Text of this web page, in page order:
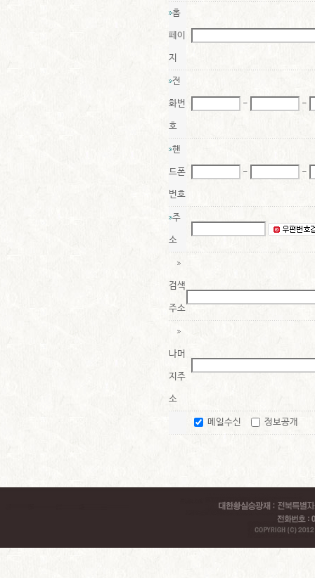
홈
페이
지
전
화번
호
- -
핸
드폰
번호
- -
주
소
검색
주소
나머
지주
소
메일수신 정보공개